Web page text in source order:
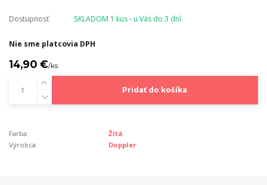
Dostupnosť SKLADOM 1 kus - u Vás do 3 dní
Nie sme platcovia DPH
14,90 €/ks
Pridať do košíka
Farba:
Žltá
Výrobca:
Doppler